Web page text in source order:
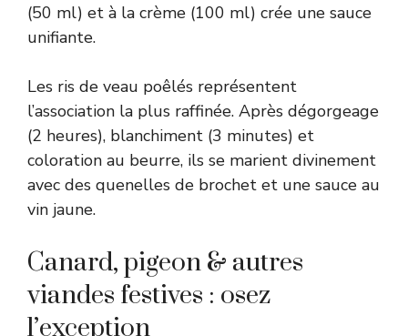
(50 ml) et à la crème (100 ml) crée une sauce
unifiante.
Les ris de veau poêlés représentent
l’association la plus raffinée. Après dégorgeage
(2 heures), blanchiment (3 minutes) et
coloration au beurre, ils se marient divinement
avec des quenelles de brochet et une sauce au
vin jaune.
Canard, pigeon & autres
viandes festives : osez
l’exception